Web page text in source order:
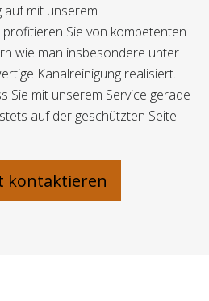
auf mit unserem
Sie von kompetenten
wie man insbesondere unter
Kanalreinigung realisiert.
Sie mit unserem Service gerade
auf der geschützten Seite
kontaktieren